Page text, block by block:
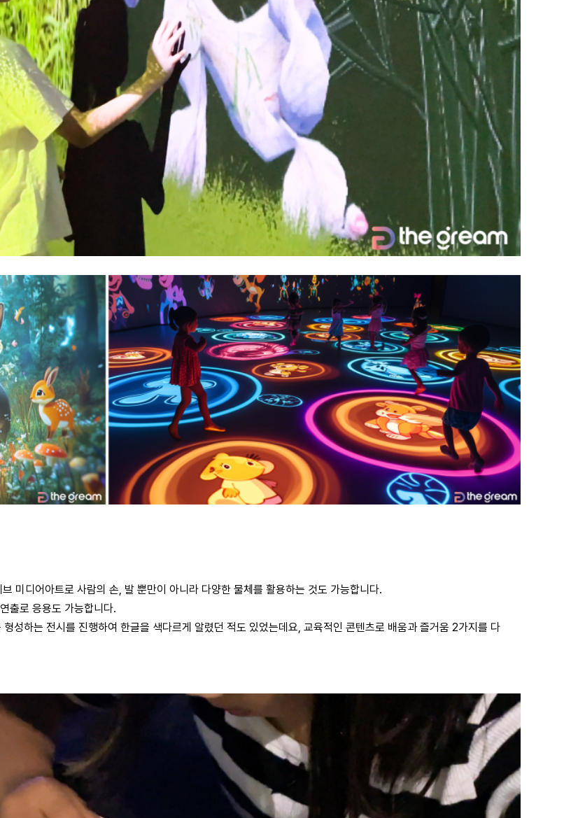
미디어아트로 사람의 손, 발 뿐만이 아니라 다양한 물체를 활용하는 것도 가능합니다.
출로 응용도 가능합니다.
성하는 전시를 진행하여 한글을 색다르게 알렸던 적도 있었는데요, 교육적인 콘텐츠로 배움과 즐거움 2가지를 다